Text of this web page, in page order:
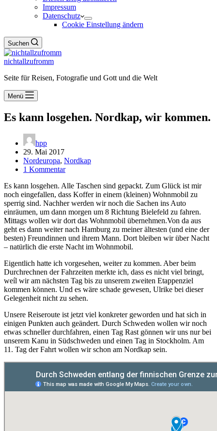
Impressum
Datenschutz
Cookie Einstellung ändern
Suchen
nichtallzufromm
Seite für Reisen, Fotografie und Gott und die Welt
Menü
Es kann losgehen. Nordkap, wir kommen.
hpp
29. Mai 2017
Nordeuropa, Nordkap
1 Kommentar
Es kann losgehen. Alle Taschen sind gepackt. Zum Glück ist mir
noch eingefallen, dass Koffer in einem (kleinen) Wohnmobil zu
sperrig sind. Nachher werden wir noch die Sachen ins Auto
einräumen, um dann morgen um 8 Richtung Bielefeld zu fahren.
Mittags wollen wir dort das Wohnmobil übernehmen.Von da aus
geht es dann weiter nach Hamburg zu meiner ältesten (und eine der
besten) Freundinnen und ihrem Mann. Dort bleiben wir über Nacht
– natürlich die erste Nacht im Wohnmobil.
Eigentlich hatte ich vorgesehen, weiter zu kommen. Aber beim
Durchrechnen der Fahrzeiten merkte ich, dass es nicht viel bringt,
weíl wir am nächsten Tag bis zu unserem zweiten Etappenziel
kommen können. Und es wäre schade gewesen, Ulrike bei dieser
Gelegenheit nicht zu sehen.
Unsere Reiseroute ist jetzt viel konkreter geworden und hat sich in
einigen Punkten auch geändert. Durch Schweden wollen wir noch
etwas schneller durchfahren, einen Tag Rast gönnen wir uns nur bei
unserem Kanu in Südschweden und einen Tag in Stockholm. Am
11. Tag der Fahrt wollen wir schon am Nordkap sein.